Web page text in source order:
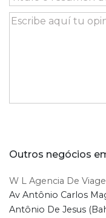
Outros negócios
W L Agencia De
Av Antônio Carlos
Antônio De Jesus